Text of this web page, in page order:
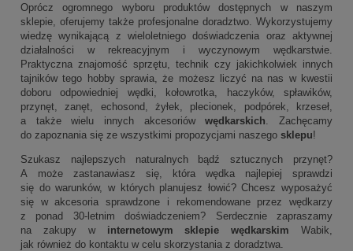
Oprócz ogromnego wyboru produktów dostępnych w naszym
sklepie, oferujemy także profesjonalne doradztwo. Wykorzystujemy
wiedzę wynikającą z wieloletniego doświadczenia oraz aktywnej
działalności w rekreacyjnym i wyczynowym wędkarstwie.
Praktyczna znajomość sprzętu, technik czy jakichkolwiek innych
tajników tego hobby sprawia, że możesz liczyć na nas w kwestii
doboru odpowiedniej wędki, kołowrotka, haczyków, spławików,
przynęt, zanęt, echosond, żyłek, plecionek, podpórek, krzeseł,
a także wielu innych akcesoriówwędkarskich . Zachęcamy
do zapoznania się ze wszystkimi propozycjami naszego sklepu!
Szukasz najlepszych naturalnych bądź sztucznych przynęt?
A może zastanawiasz się, która wędka najlepiej sprawdzi
się do warunków, w których planujesz łowić? Chcesz wyposażyć
się w akcesoria sprawdzone i rekomendowane przez wędkarzy
z ponad 30-letnim doświadczeniem? Serdecznie zapraszamy
na zakupy w internetowym sklepie wędkarskim Wabik,
jak również do kontaktu w celu skorzystania z doradztwa.